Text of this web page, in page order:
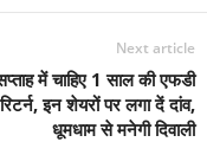
Next article
में चाहिए 1 साल की एफडी
इन शेयरों पर लगा दें दांव,
धूमधाम से मनेगी दिवाली